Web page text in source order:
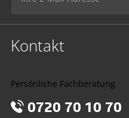
Kontakt
Persönliche Fachberatung
0720 70 10 70